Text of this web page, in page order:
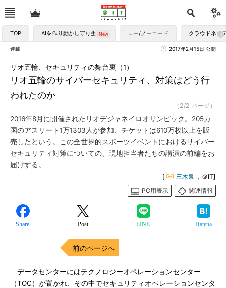
TOP AIを作り動かし守り生かす ロー/ノーコード クラウドネイ
連載 2017年2月15日 公開
リオ五輪のサイバーセキュリティ、対策はどう行
われたのか
リオ五輪、セキュリティの舞台裏（1）
（2/2 ページ）
2016年8月に開催されたリオデジャネイロオリンピック。205カ
国のアスリート1万1303人が参加、チケットは610万枚以上を販
売したという。この全世界的スポーツイベントにおけるサイバー
セキュリティ対策についての、現地担当者たちの講演の前編をお
届けする。
[ 三木泉 ，＠IT]
PC用表示
関連情報
Share Post LINE Hatena
前のページへ
データセンターにはテクノロジーオペレーションセンター
（TOC）が置かれ、その中でセキュリティオペレーションセンタ